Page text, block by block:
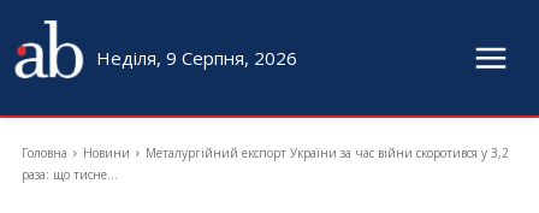
Неділя, 9 Серпня, 2026
Головна Новини
Металургійний експорт України за час війни скоротився у 3,2
раза: що тисне...